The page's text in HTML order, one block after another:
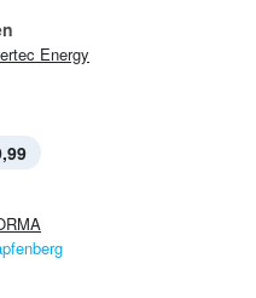
Energy